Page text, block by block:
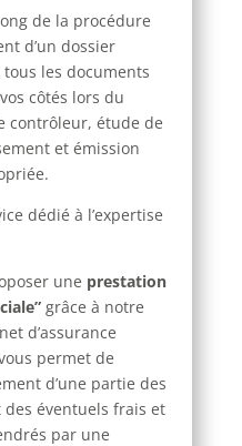
de la procédure
d’un dossier
les documents
côtés lors du
contrôleur, étude de
et émission
dédié à l’expertise
une prestation
grâce à notre
d’assurance
permet de
d’une partie des
éventuels frais et
par une